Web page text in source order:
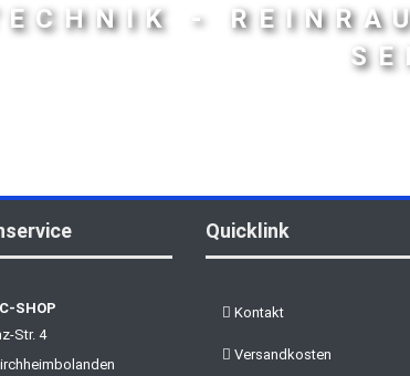
-
SHOP
Str. 4
Quicklink
Kontakt
Versandkosten